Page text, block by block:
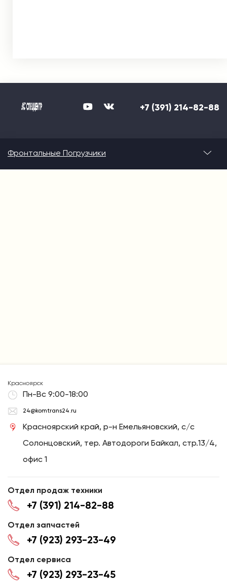
+7 (391) 214-82-88
Фронтальные Погрузчики
Красноярск
Пн-Вс 9:00-18:00
24@komtrans24.ru
Красноярский край, р-н Емельяновский, с/с
Солонцовский, тер. Автодороги Байкал, стр.13/4,
офис 1
Отдел продаж техники
+7 (391) 214-82-88
Отдел запчастей
+7 (923) 293-23-49
Отдел сервиса
+7 (923) 293-23-45